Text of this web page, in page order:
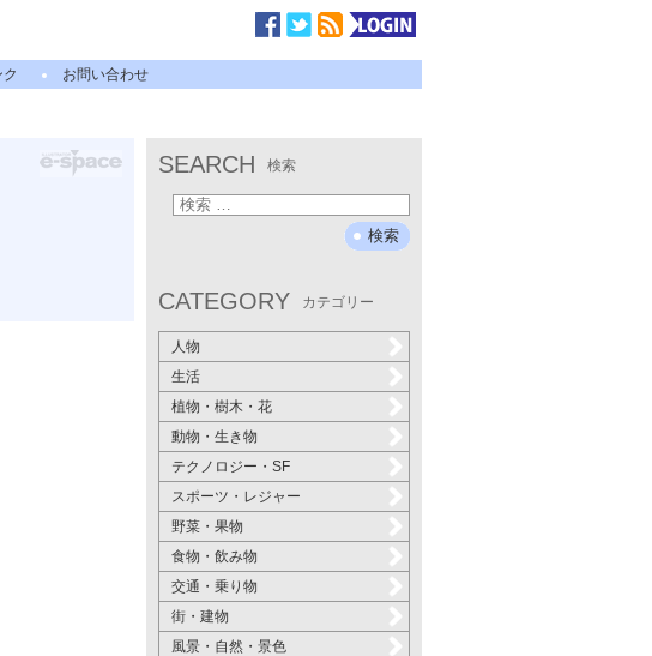
ク お問い合わせ
SEARCH 検索
CATEGORY カテゴリー
人物
生活
植物・樹木・花
動物・生き物
テクノロジー・SF
スポーツ・レジャー
野菜・果物
食物・飲み物
交通・乗り物
街・建物
風景・自然・景色